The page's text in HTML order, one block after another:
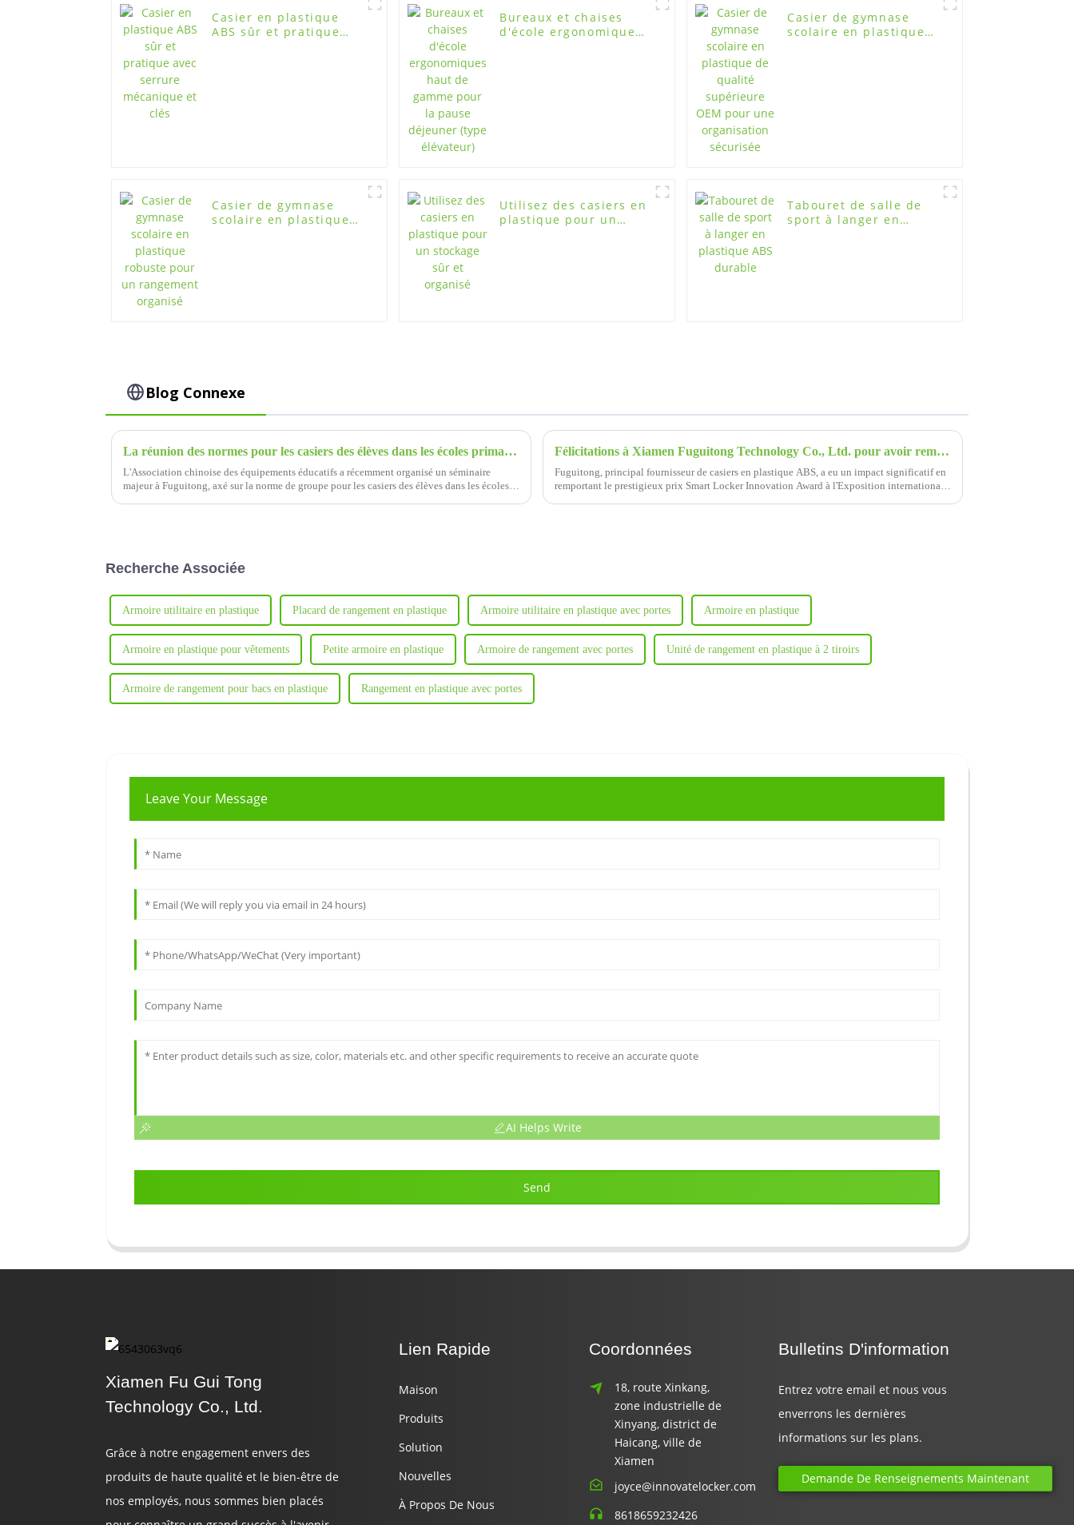
Casier en plastique
ABS sûr et pratique
Bureaux et chaises
d'école ergonomiques
Casier de gymnase
scolaire en plastique
Casier de gymnase
scolaire en plastique
Utilisez des casiers en
plastique pour un
Tabouret de salle de
sport à langer en
Blog Connexe
La réunion des normes pour les casiers des élèves dans les écoles primaires et secondaires
L'Association chinoise des équipements éducatifs a récemment organisé un séminaire
majeur à Fuguitong, axé sur la norme de groupe pour les casiers des élèves dans les écoles
Félicitations à Xiamen Fuguitong Technology Co., Ltd. pour avoir remporté le prix de promotion de l'innovation de l'International Sports Expo 2024 pour son casier intelligent.
Fuguitong, principal fournisseur de casiers en plastique ABS, a eu un impact significatif en
remportant le prestigieux prix Smart Locker Innovation Award à l'Exposition internationale
Recherche Associée
Armoire utilitaire en plastique Placard de rangement en plastique Armoire utilitaire en plastique avec portes Armoire en plastique
Armoire en plastique pour vêtements Petite armoire en plastique Armoire de rangement avec portes Unité de rangement en plastique à 2 tiroirs
Armoire de rangement pour bacs en plastique Rangement en plastique avec portes
Leave Your Message
AI Helps Write
Send
Xiamen Fu Gui Tong
Technology Co., Ltd.
Grâce à notre engagement envers des
produits de haute qualité et le bien-être de
nos employés, nous sommes bien placés
Lien Rapide
Maison
Produits
Solution
Nouvelles
À Propos De Nous
Coordonnées
18, route Xinkang,
zone industrielle de
Xinyang, district de
Haicang, ville de
Xiamen
joyce@innovatelocker.com
8618659232426
Bulletins D'information
Entrez votre email et nous vous
enverrons les dernières
informations sur les plans.
Demande De Renseignements Maintenant